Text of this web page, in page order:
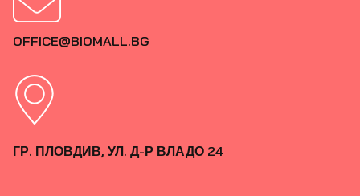
OFFICE@BIOMALL.BG
ГР. ПЛОВДИВ, УЛ. Д-Р ВЛАДО 24